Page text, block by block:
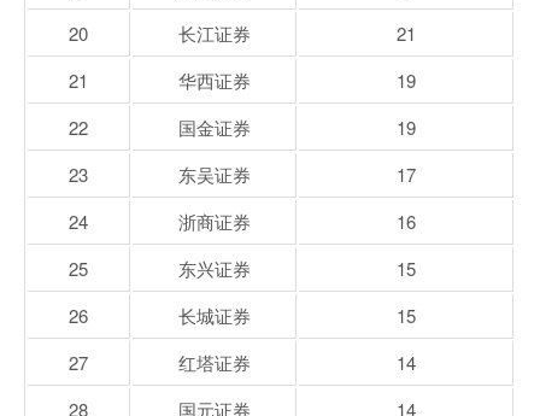
20
长江证券
21
21
华西证券
19
22
国金证券
19
23
东吴证券
17
24
浙商证券
16
25
东兴证券
15
26
长城证券
15
27
红塔证券
14
28
国元证券
14